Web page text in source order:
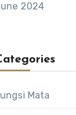
2024
Mata